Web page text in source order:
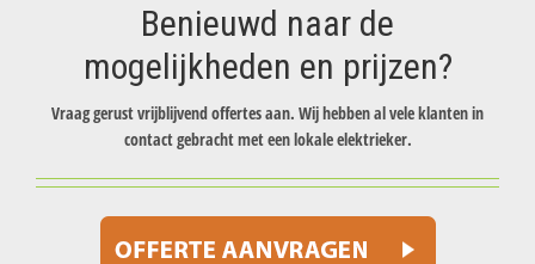
Benieuwd naar de
mogelijkheden en prijzen?
Vraag gerust vrijblijvend offertes aan. Wij hebben al vele klanten in
contact gebracht met een lokale elektrieker.